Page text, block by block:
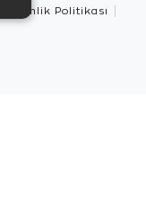
Güvenlik Politikası